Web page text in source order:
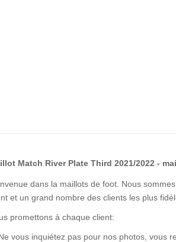
Match River Plate Third 2021/2022 -
dans la maillots de foot. Nous
et un grand nombre des clients les plus
promettons à chaque client:
vous inquiétez pas pour nos photos, vous